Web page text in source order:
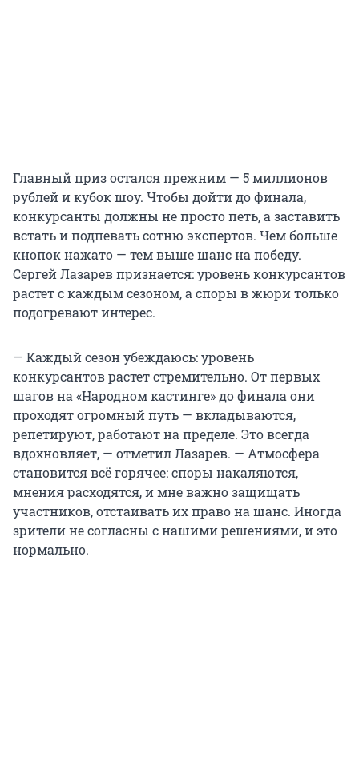
Главный приз остался прежним — 5 миллионов
рублей и кубок шоу. Чтобы дойти до финала,
конкурсанты должны не просто петь, а заставить
встать и подпевать сотню экспертов. Чем больше
кнопок нажато — тем выше шанс на победу.
Сергей Лазарев признается: уровень конкурсантов
растет с каждым сезоном, а споры в жюри только
подогревают интерес.
— Каждый сезон убеждаюсь: уровень
конкурсантов растет стремительно. От первых
шагов на «Народном кастинге» до финала они
проходят огромный путь — вкладываются,
репетируют, работают на пределе. Это всегда
вдохновляет, — отметил Лазарев. — Атмосфера
становится всё горячее: споры накаляются,
мнения расходятся, и мне важно защищать
участников, отстаивать их право на шанс. Иногда
зрители не согласны с нашими решениями, и это
нормально.